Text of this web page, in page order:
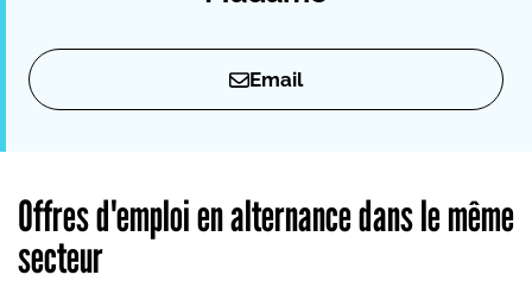
Email
Offres d'emploi en alternance dans le même
secteur